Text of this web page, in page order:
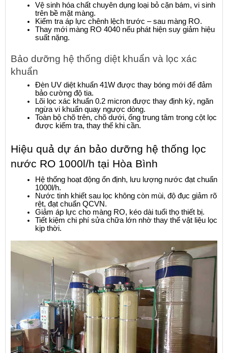
Vệ sinh hóa chất chuyên dụng loại bỏ cặn bám, vi sinh
trên bề mặt màng.
Kiểm tra áp lực chênh lệch trước – sau màng RO.
Thay mới màng RO 4040 nếu phát hiện suy giảm hiệu
suất nặng.
Bảo dưỡng hệ thống diệt khuẩn và lọc xác
khuẩn
Đèn UV diệt khuẩn 41W được thay bóng mới để đảm
bảo cường độ tia.
Lõi lọc xác khuẩn 0.2 micron được thay định kỳ, ngăn
ngừa vi khuẩn quay ngược dòng.
Toàn bộ chõ trên, chõ dưới, ống trung tâm trong cột lọc
được kiểm tra, thay thế khi cần.
Hiệu quả dự án bảo dưỡng hệ thống lọc
nước RO 1000l/h tại Hòa Bình
Hệ thống hoạt động ổn định, lưu lượng nước đạt chuẩn
1000l/h.
Nước tinh khiết sau lọc không còn mùi, độ đục giảm rõ
rệt, đạt chuẩn QCVN.
Giảm áp lực cho màng RO, kéo dài tuổi thọ thiết bị.
Tiết kiệm chi phí sửa chữa lớn nhờ thay thế vật liệu lọc
kịp thời.